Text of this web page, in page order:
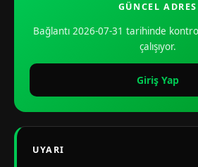
GÜNCEL ADRES
Bağlantı 2026-07-31 tarihinde
çalışıyor.
Giriş Yap
UYARI